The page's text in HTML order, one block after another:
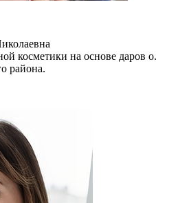
косметики на основе даров о.
района.